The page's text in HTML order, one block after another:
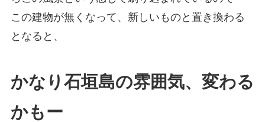
この建物が無くなって、新しいものと置き換わる
となると、
かなり石垣島の雰囲気、変わる
かもー